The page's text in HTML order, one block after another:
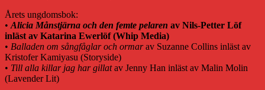
Årets ungdomsbok:
• Alicia Månstjärna och den femte pelaren av Nils-Petter Löf
inläst av Katarina Ewerlöf (Whip Media)
• Balladen om sångfåglar och ormarav Suzanne Collins inläst av
Kristofer Kamiyasu (Storyside)
• Till alla killar jag har gillatav Jenny Han inläst av Malin Molin
(Lavender Lit)